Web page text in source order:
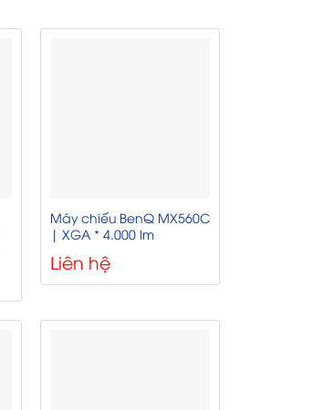
Máy chiếu BenQ MX560C
| XGA * 4.000 lm
Liên hệ